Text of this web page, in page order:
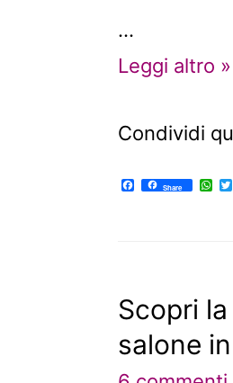
…
Leggi altro »
Condividi
F
a
Share W
h
Scopri
salone